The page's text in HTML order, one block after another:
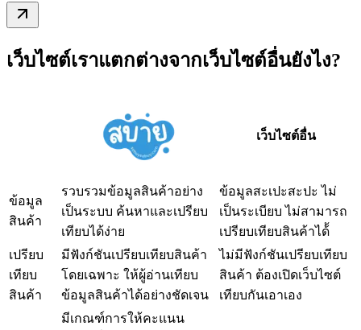
เว็บไซต์เราแตกต่างจากเว็บไซต์อื่นยังไง?
เว็บไซต์อื่น
ข้อมูล
สินค้า
รวบรวมข้อมูลสินค้าอย่าง
เป็นระบบ ค้นหาและเปรียบ
เทียบได้ง่าย
ข้อมูลสะเปะสะปะ ไม่
เป็นระเบียบ ไม่สามารถ
เปรียบเทียบสินค้าได้้
เปรียบ
เทียบ
สินค้า
มีฟังก์ชันเปรียบเทียบสินค้า
โดยเฉพาะ ให้ผู้อ่านเทียบ
ข้อมูลสินค้าได้อย่างชัดเจน
ไม่มีฟังก์ชันเปรียบเทียบ
สินค้า ต้องเปิดเว็บไซต์
เทียบกันเอาเอง
มีเกณฑ์การให้คะแนน